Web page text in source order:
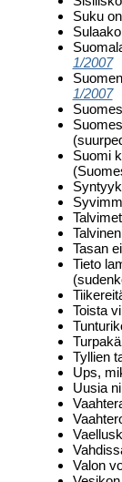
Suku
1/2007
1/2007
Suomi
Tasan
Tieto
Toista
Tyllien
Ups,
Uusia
Valon